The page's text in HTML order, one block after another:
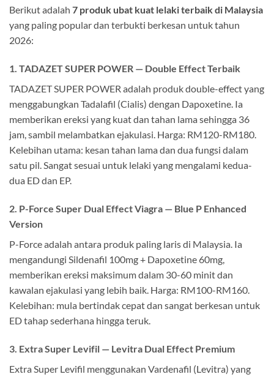
Berikut adalah 7 produk ubat kuat lelaki terbaik di Malaysia
yang paling popular dan terbukti berkesan untuk tahun
2026:
1. TADAZET SUPER POWER — Double Effect Terbaik
TADAZET SUPER POWER adalah produk double-effect yang
menggabungkan Tadalafil (Cialis) dengan Dapoxetine. Ia
memberikan ereksi yang kuat dan tahan lama sehingga 36
jam, sambil melambatkan ejakulasi. Harga: RM120-RM180.
Kelebihan utama: kesan tahan lama dan dua fungsi dalam
satu pil. Sangat sesuai untuk lelaki yang mengalami kedua-
dua ED dan EP.
2. P-Force Super Dual Effect Viagra — Blue P Enhanced
Version
P-Force adalah antara produk paling laris di Malaysia. Ia
mengandungi Sildenafil 100mg + Dapoxetine 60mg,
memberikan ereksi maksimum dalam 30-60 minit dan
kawalan ejakulasi yang lebih baik. Harga: RM100-RM160.
Kelebihan: mula bertindak cepat dan sangat berkesan untuk
ED tahap sederhana hingga teruk.
3. Extra Super Levifil — Levitra Dual Effect Premium
Extra Super Levifil menggunakan Vardenafil (Levitra) yang